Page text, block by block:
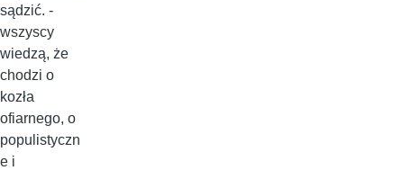
sądzić. -
wszyscy
wiedzą, że
chodzi o
kozła
ofiarnego, o
populistyczn
e i